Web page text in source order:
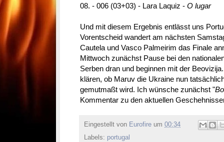
08. - 006 (03+03) - Lara Laquiz - O lugar
Und mit diesem Ergebnis entlässt uns
Vorentscheid wandert am nächsten
Cautela und Vasco Palmeirim das Finale
Mittwoch zunächst Pause bei den
Serben dran und beginnen mit der
klären, ob Maruv die Ukraine nun
gemutmaßt wird. Ich wünsche zunächst "
Kommentar zu den aktuellen
Eingestellt von Eurofire um 00:34
Labels: portugal